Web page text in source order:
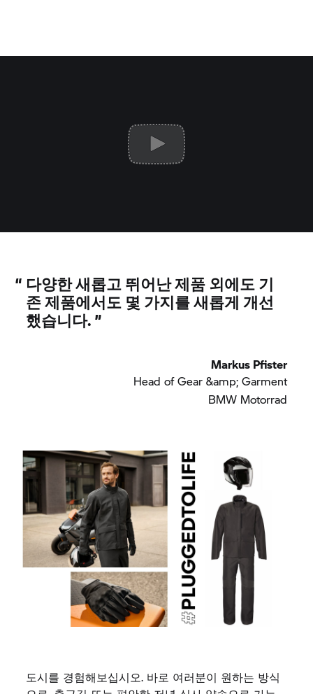
“ 다양한 새롭고 뛰어난 제품 외에도 기
존 제품에서도 몇 가지를 새롭게 개선
했습니다.”
Markus Pfister
Head of Gear &amp; Garment
BMW Motorrad
도시를 경험해보십시오. 바로 여러분이 원하는 방식